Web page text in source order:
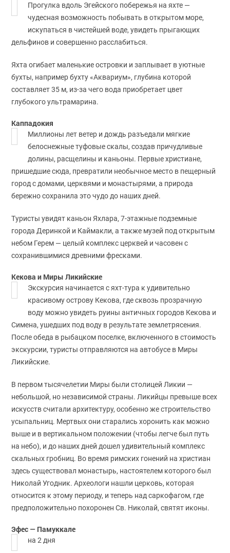
Прогулка вдоль Эгейского побережья на яхте —
чудесная возможность побывать в открытом море,
искупаться в чистейшей воде, увидеть прыгающих
дельфинов и совершенно расслабиться.
Яхта огибает маленькие островки и заплывает в уютные
бухты, например бухту «Аквариум», глубина которой
составляет 35 м, из-за чего вода приобретает цвет
глубокого ультрамарина.
Каппадокия
Миллионы лет ветер и дождь разъедали мягкие
белоснежные туфовые скалы, создав причудливые
долины, расщелины и каньоны. Первые христиане,
пришедшие сюда, превратили необычное место в пещерный
город с домами, церквями и монастырями, а природа
бережно сохранила это чудо до наших дней.
Туристы увидят каньон Яхлара, 7-этажные подземные
города Деринкой и Каймакли, а также музей под открытым
небом Герем — целый комплекс церквей и часовен с
сохранившимися древними фресками.
Кекова и Миры Ликийские
Экскурсия начинается с яхт-тура к удивительно
красивому острову Кекова, где сквозь прозрачную
воду можно увидеть руины античных городов Кекова и
Симена, ушедших под воду в результате землетрясения.
После обеда в рыбацком поселке, включенного в стоимость
экскурсии, туристы отправляются на автобусе в Миры
Ликийские.
В первом тысячелетии Миры были столицей Ликии —
небольшой, но независимой страны. Ликийцы превыше всех
искусств считали архитектуру, особенно же строительство
усыпальниц. Мертвых они старались хоронить как можно
выше и в вертикальном положении (чтобы легче был путь
на небо), и до наших дней дошел удивительный комплекс
скальных гробниц. Во время римских гонений на христиан
здесь существовал монастырь, настоятелем которого был
Николай Угодник. Археологи нашли церковь, которая
относится к этому периоду, и теперь над саркофагом, где
предположительно похоронен Св. Николай, святят иконы.
Эфес — Памуккале
на 2 дня